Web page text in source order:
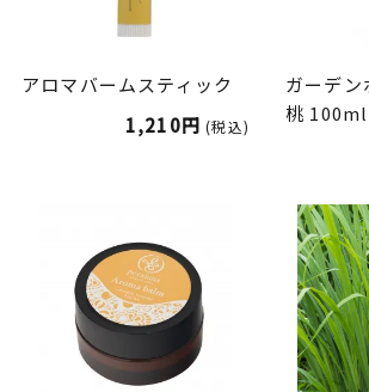
アロマバームスティック
1,210円 (税込)
ガーデン
桃 100ml